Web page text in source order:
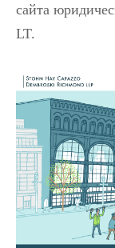
сайта
LT.